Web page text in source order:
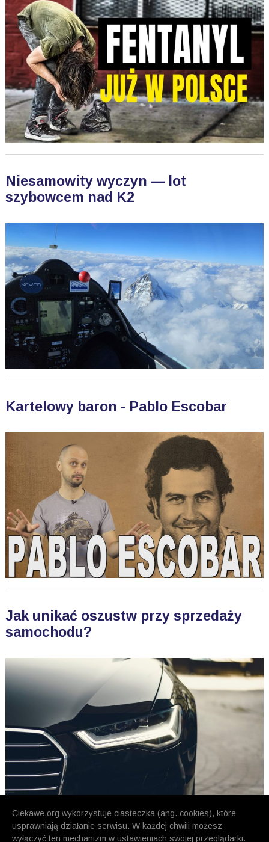
Ciekawe.org wykorzystuje ciasteczka (ang. cookies), które
usprawniają działanie serwisu. W każdej chwili możesz
wyłączyć ten mechanizm w ustawieniach swojej przeglądarki.
Niesamowity wyczyn — lot
szybowcem nad K2
Kartelowy baron - Pablo Escobar
Jak unikać oszustw przy sprzedaży
samochodu?